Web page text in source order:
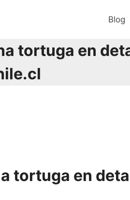
Blog
tortuga en
tortuga en